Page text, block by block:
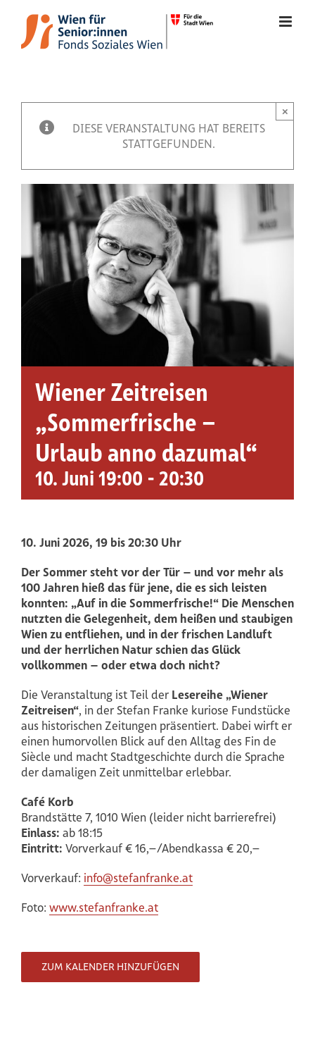
Inhalt
springen
Veranstaltung
DIESE VERANSTALTUNG HAT BEREITS
STATTGEFUNDEN.
×
Wiener Zeitreisen
„Sommerfrische –
Urlaub anno dazumal“
10. Juni 19:00 - 20:30
10. Juni 2026, 19 bis 20:30 Uhr
Der Sommer steht vor der Tür – und vor mehr als
100 Jahren hieß das für jene, die es sich leisten
konnten: „Auf in die Sommerfrische!“ Die Menschen
nutzten die Gelegenheit, dem heißen und staubigen
Wien zu entfliehen, und in der frischen Landluft
und der herrlichen Natur schien das Glück
vollkommen – oder etwa doch nicht?
Die Veranstaltung ist Teil der Lesereihe „Wiener
Zeitreisen“, in der Stefan Franke kuriose Fundstücke
aus historischen Zeitungen präsentiert. Dabei wirft er
einen humorvollen Blick auf den Alltag des Fin de
Siècle und macht Stadtgeschichte durch die Sprache
der damaligen Zeit unmittelbar erlebbar.
Café Korb
Brandstätte 7, 1010 Wien (leider nicht barrierefrei)
Einlass: ab 18:15
Eintritt: Vorverkauf € 16,–/Abendkassa € 20,–
Vorverkauf: info@stefanfranke.at
Foto: www.stefanfranke.at
ZUM KALENDER HINZUFÜGEN